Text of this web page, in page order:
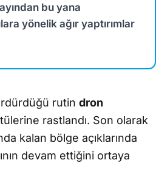
bu yana
yönelik ağır yaptırımlar
rutin dron
rastlandı. Son olarak
kalan bölge açıklarında
devam ettiğini ortaya